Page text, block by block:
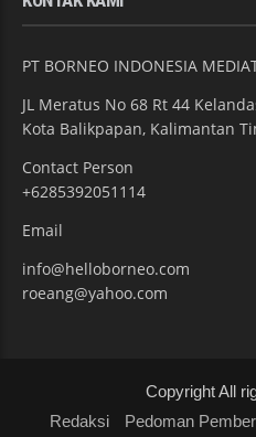
PT BORNEO INDONESIA
JL Meratus No 68 Rt 44
Kota Balikpapan, Kalimantan
Contact Person
+6285392051114
Email
info@helloborneo.com
roeang@yahoo.com
Copyright All
Redaksi
Pedoman